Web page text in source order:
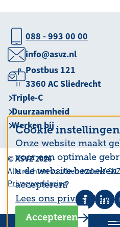
Cookie instellingen
Onze website maakt
voor een optimale
u de website
accepteren?
Lees ons privacy
Accepteren
088 - 993 00 00
info@asvz.nl
Postbus 121
3360 AC Sliedrecht
Triple-C
Duurzaamheid
Werken bij
© ASVZ 2026
Alle rechten voorbehouden
Privacyverklaring